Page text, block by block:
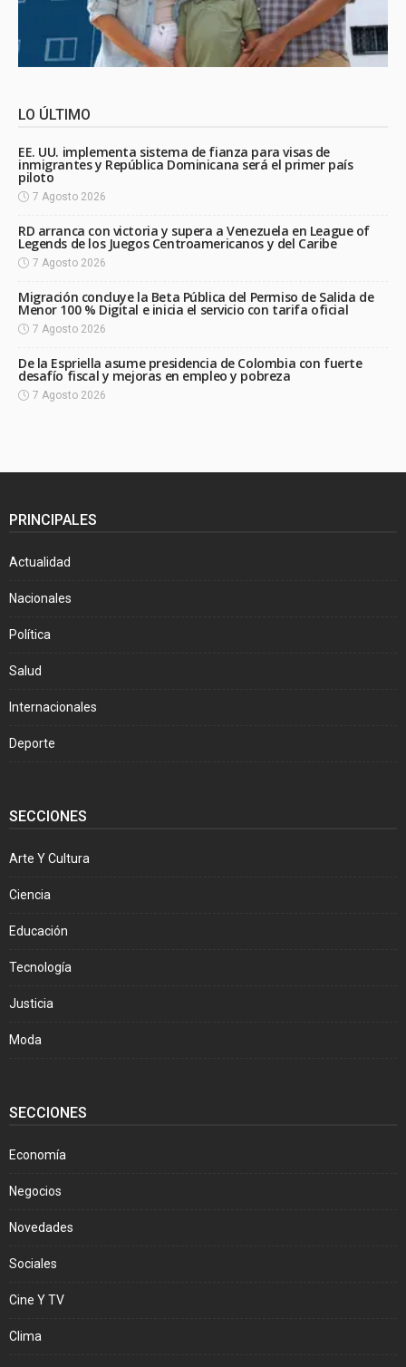
LO ÚLTIMO
EE. UU. implementa sistema de fianza para visas de
inmigrantes y República Dominicana será el primer país
piloto
7 Agosto 2026
RD arranca con victoria y supera a Venezuela en League of
Legends de los Juegos Centroamericanos y del Caribe
7 Agosto 2026
Migración concluye la Beta Pública del Permiso de Salida de
Menor 100 % Digital e inicia el servicio con tarifa oficial
7 Agosto 2026
De la Espriella asume presidencia de Colombia con fuerte
desafío fiscal y mejoras en empleo y pobreza
7 Agosto 2026
PRINCIPALES
Actualidad
Nacionales
Política
Salud
Internacionales
Deporte
SECCIONES
Arte Y Cultura
Ciencia
Educación
Tecnología
Justicia
Moda
SECCIONES
Economía
Negocios
Novedades
Sociales
Cine Y TV
Clima